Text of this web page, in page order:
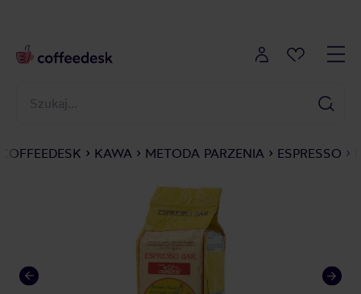
COFFEEDESK KAWA METODA PARZENIA ESPRESSO